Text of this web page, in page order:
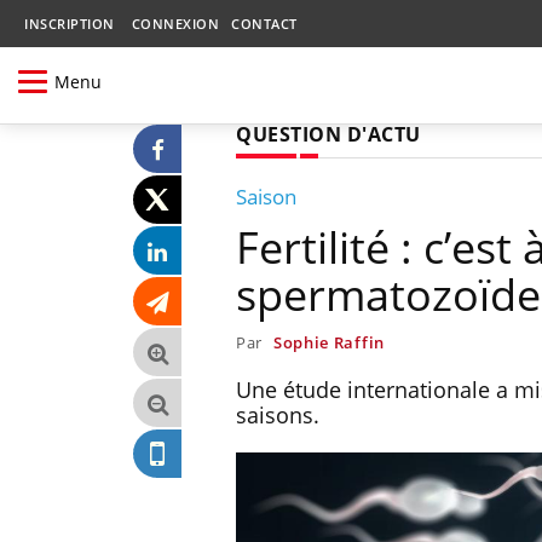
INSCRIPTION CONNEXION CONTACT
Menu
QUESTION D'ACTU
Saison
Fertilité :
Par Sophie Raffin
Une étude internationale a
saisons.